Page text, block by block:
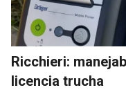
Ricchieri:
licencia trucha